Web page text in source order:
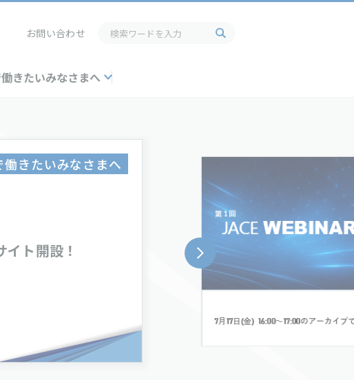
きたいみなさまへ
お問い合わせ
きたいみなさまへ
ト開設！